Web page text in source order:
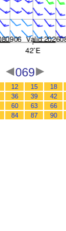
069
12 15 18
36 39 42
60 63 66
84 87 90